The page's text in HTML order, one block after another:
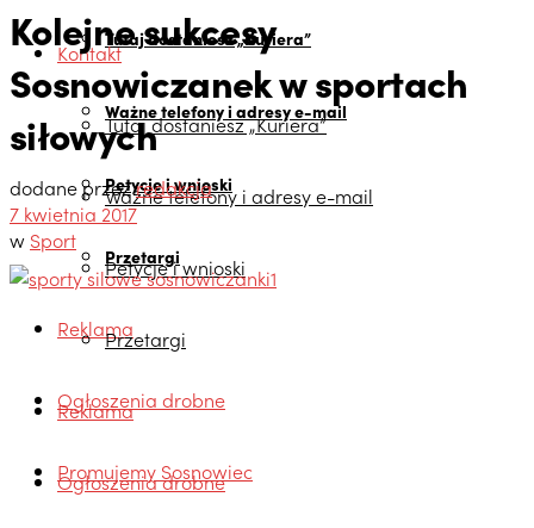
Tutaj dostaniesz „Kuriera”
Ważne telefony i adresy e-mail
Petycje i wnioski
Przetargi
Reklama
Ogłoszenia drobne
Promujemy Sosnowiec
Kontakt
Tutaj dostaniesz „Kuriera”
Ważne telefony i adresy e-mail
Petycje i wnioski
Przetargi
Reklama
Ogłoszenia drobne
Kolejne sukcesy
Sosnowiczanek w sportach
siłowych
dodane przezredakcja
7 kwietnia 2017
w Sport